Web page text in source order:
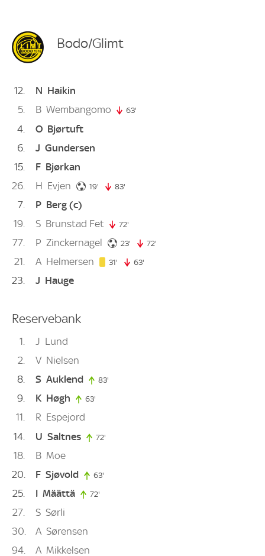
Bodo/Glimt
12 N Haikin
5
B Wembangomo 63'
4 O Bjørtuft
6
J Gundersen
15
F Bjørkan
26
H Evjen 19' 19. minute
83'
7 P Berg (c)
19
S Brunstad Fet 72'
77 P Zinckernagel 23' 23. minute
72'
21 A Helmersen 31' 31. minute
63'
23 J Hauge
Reservebank
1 J Lund
2
V Nielsen
8
S Auklend 83'
9 K Høgh 63'
11 R Espejord
14
U Saltnes 72'
18 B Moe
20
F Sjøvold 63'
25 I Määttä 72'
27 S Sørli
30
A Sørensen
94
A Mikkelsen